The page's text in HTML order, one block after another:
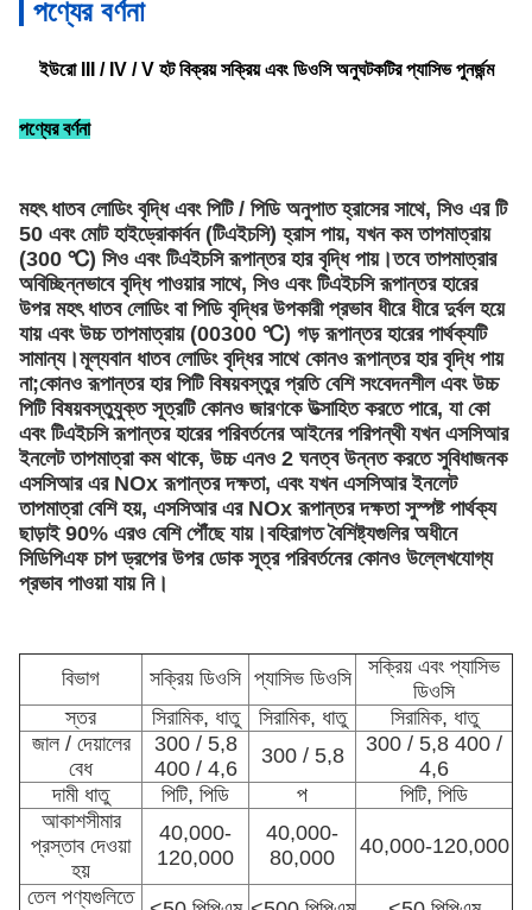
পণ্যের বর্ণনা
ইউরো III / IV / V হট বিক্রয় সক্রিয় এবং ডিওসি অনুঘটকটির প্যাসিভ পুনর্জন্ম
পণ্যের বর্ণনা
মহৎ ধাতব লোডিং বৃদ্ধি এবং পিটি / পিডি অনুপাত হ্রাসের সাথে, সিও এর টি
50 এবং মোট হাইড্রোকার্বন (টিএইচসি) হ্রাস পায়, যখন কম তাপমাত্রায়
(300 ℃) সিও এবং টিএইচসি রূপান্তর হার বৃদ্ধি পায়।তবে তাপমাত্রার
অবিচ্ছিন্নভাবে বৃদ্ধি পাওয়ার সাথে, সিও এবং টিএইচসি রূপান্তর হারের
উপর মহৎ ধাতব লোডিং বা পিডি বৃদ্ধির উপকারী প্রভাব ধীরে ধীরে দুর্বল হয়ে
যায় এবং উচ্চ তাপমাত্রায় (00300 ℃) গড় রূপান্তর হারের পার্থক্যটি
সামান্য।মূল্যবান ধাতব লোডিং বৃদ্ধির সাথে কোনও রূপান্তর হার বৃদ্ধি পায়
না;কোনও রূপান্তর হার পিটি বিষয়বস্তুর প্রতি বেশি সংবেদনশীল এবং উচ্চ
পিটি বিষয়বস্তুযুক্ত সূত্রটি কোনও জারণকে উত্সাহিত করতে পারে, যা কো
এবং টিএইচসি রূপান্তর হারের পরিবর্তনের আইনের পরিপন্থী যখন এসসিআর
ইনলেট তাপমাত্রা কম থাকে, উচ্চ এনও 2 ঘনত্ব উন্নত করতে সুবিধাজনক
এসসিআর এর NOx রূপান্তর দক্ষতা, এবং যখন এসসিআর ইনলেট
তাপমাত্রা বেশি হয়, এসসিআর এর NOx রূপান্তর দক্ষতা সুস্পষ্ট পার্থক্য
ছাড়াই 90% এরও বেশি পৌঁছে যায়।বহিরাগত বৈশিষ্ট্যগুলির অধীনে
সিডিপিএফ চাপ ড্রপের উপর ডোক সূত্র পরিবর্তনের কোনও উল্লেখযোগ্য
প্রভাব পাওয়া যায় নি।
বিভাগ সক্রিয় ডিওসি প্যাসিভ ডিওসি
সক্রিয় এবং প্যাসিভ
ডিওসি
স্তর
সিরামিক, ধাতু সিরামিক, ধাতু
সিরামিক, ধাতু
জাল / দেয়ালের
বেধ
300 / 5,8
400 / 4,6
300 / 5,8
300 / 5,8 400 /
4,6
দামী ধাতু
পিটি, পিডি প
পিটি, পিডি
আকাশসীমার
প্রস্তাব দেওয়া
হয়
40,000-
120,000
40,000-
80,000
40,000-120,000
তেল পণ্যগুলিতে